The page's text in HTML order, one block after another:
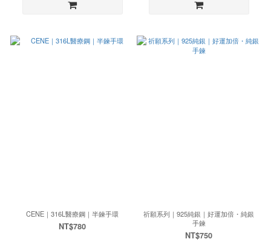
CENE｜316L醫療鋼｜半鍊手環
NT$780
祈願系列｜925純銀｜好運加倍・純銀
手鍊
NT$750